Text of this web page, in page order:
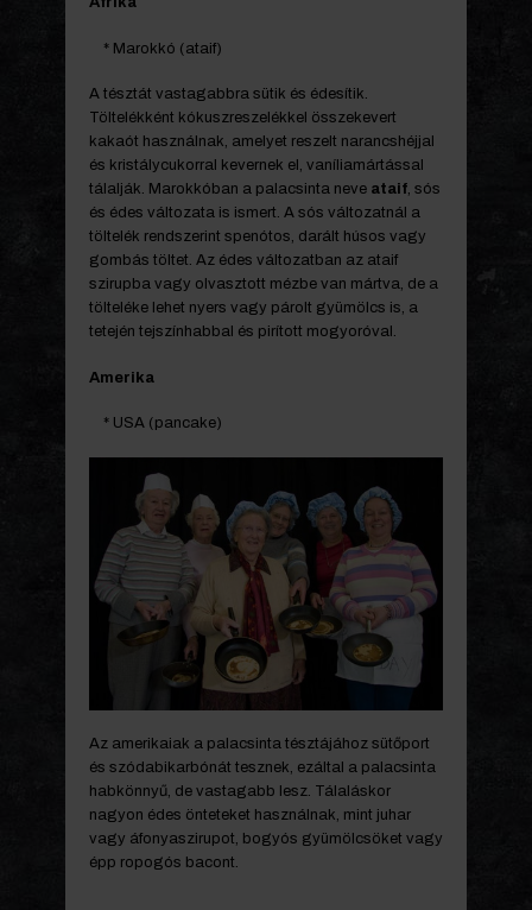
* Marokkó (ataif)
A tésztát vastagabbra sütik és édesítik.
Töltelékként kókuszreszelékkel összekevert
kakaót használnak, amelyet reszelt narancshéjjal
és kristálycukorral kevernek el, vaníliamártással
tálalják. Marokkóban a palacsinta neve ataif, sós
és édes változata is ismert. A sós változatnál a
töltelék rendszerint spenótos, darált húsos vagy
gombás töltet. Az édes változatban az ataif
szirupba vagy olvasztott mézbe van mártva, de a
tölteléke lehet nyers vagy párolt gyümölcs is, a
tetején tejszínhabbal és pirított mogyoróval.
Amerika
* USA (pancake)
Az amerikaiak a palacsinta tésztájához sütőport
és szódabikarbónát tesznek, ezáltal a palacsinta
habkönnyű, de vastagabb lesz. Tálaláskor
nagyon édes önteteket használnak, mint juhar
vagy áfonyaszirupot, bogyós gyümölcsöket vagy
épp ropogós bacont.